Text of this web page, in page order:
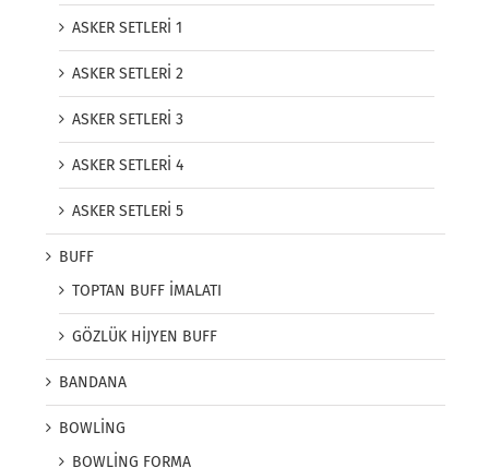
ASKER SETLERİ 1
ASKER SETLERİ 2
ASKER SETLERİ 3
ASKER SETLERİ 4
ASKER SETLERİ 5
BUFF
TOPTAN BUFF İMALATI
GÖZLÜK HİJYEN BUFF
BANDANA
BOWLİNG
BOWLİNG FORMA